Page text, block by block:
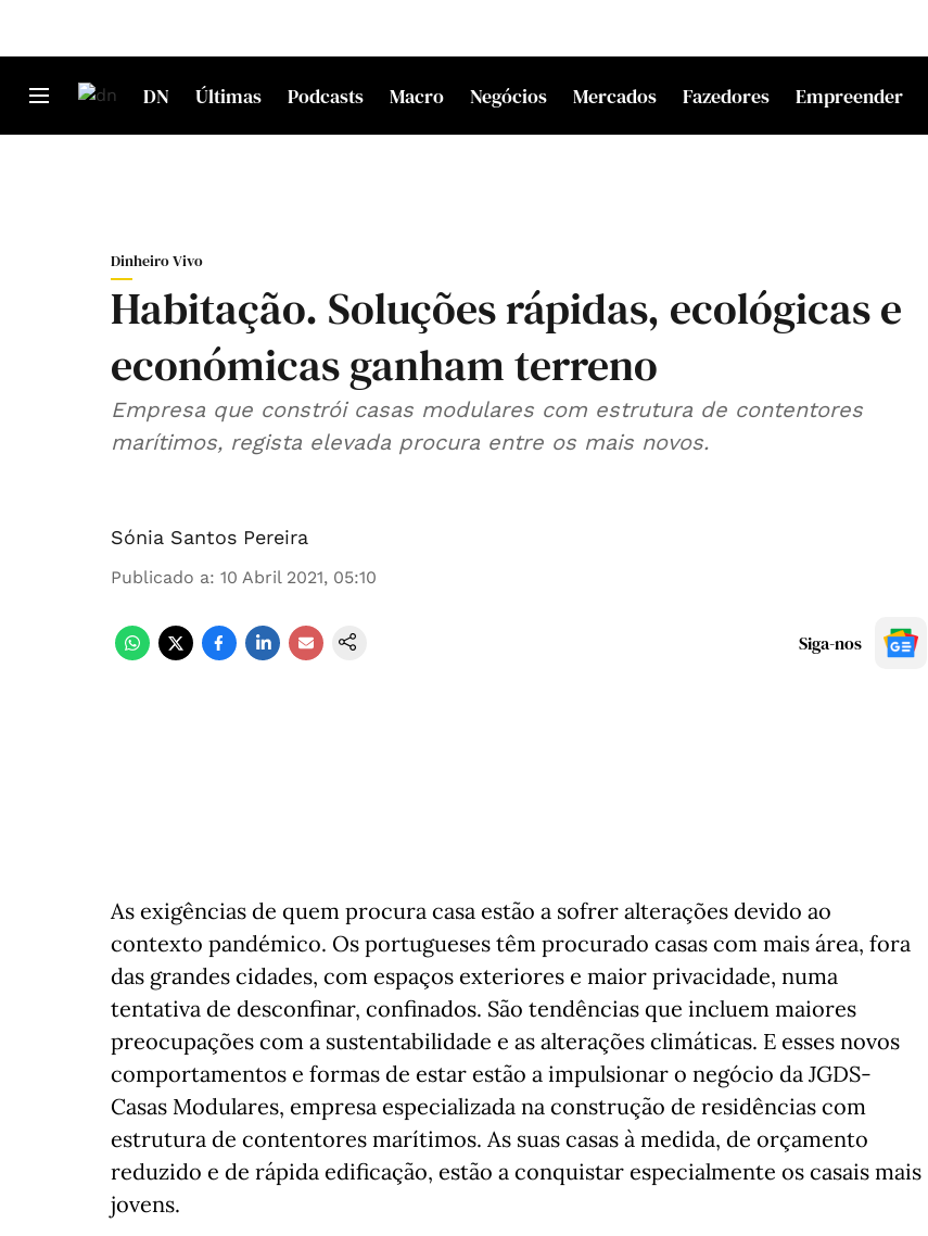
DN Últimas Podcasts Macro Negócios Mercados Fazedores Empreender
Dinheiro Vivo
Habitação. Soluções rápidas, ecológicas e
económicas ganham terreno
Empresa que constrói casas modulares com estrutura de contentores
marítimos, regista elevada procura entre os mais novos.
Sónia Santos Pereira
Publicado a: 10 Abril 2021, 05:10
Siga-nos
As exigências de quem procura casa estão a sofrer alterações devido ao
contexto pandémico. Os portugueses têm procurado casas com mais área, fora
das grandes cidades, com espaços exteriores e maior privacidade, numa
tentativa de desconfinar, confinados. São tendências que incluem maiores
preocupações com a sustentabilidade e as alterações climáticas. E esses novos
comportamentos e formas de estar estão a impulsionar o negócio da JGDS-
Casas Modulares, empresa especializada na construção de residências com
estrutura de contentores marítimos. As suas casas à medida, de orçamento
reduzido e de rápida edificação, estão a conquistar especialmente os casais mais
jovens.